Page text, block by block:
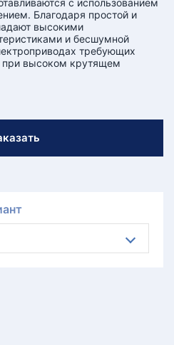
с использованием
Благодаря простой и
высокими
и бесшумной
требующих
при высоком крутящем